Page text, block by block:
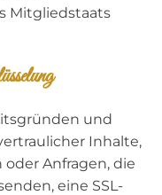
Mitgliedstaats
und
Inhalte,
Anfragen, die
eine SSL-